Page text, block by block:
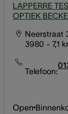
LAPPERRE
OPTIEK
Neerstraat
3980 - 7,1
Telefoon:
Open